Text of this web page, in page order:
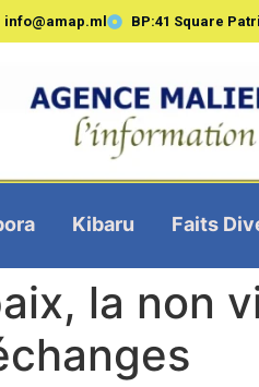
info@amap.ml BP:41 Square
Kibaru Faits
la non